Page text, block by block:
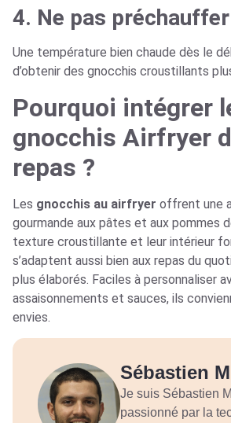
4. Ne pas
Une température bien chaude dès le
d’obtenir des gnocchis croustillants
Pourquoi intégrer
gnocchis Airfryer
repas ?
Les gnocchis au airfryer offrent une
gourmande aux pâtes et aux pommes
texture croustillante et leur intérieur
s’adaptent aussi bien aux repas du
plus élaborés. Faciles à personnaliser
assaisonnements et sauces, ils
envies.
Sébastien
Je suis Sébastien
passionné par la